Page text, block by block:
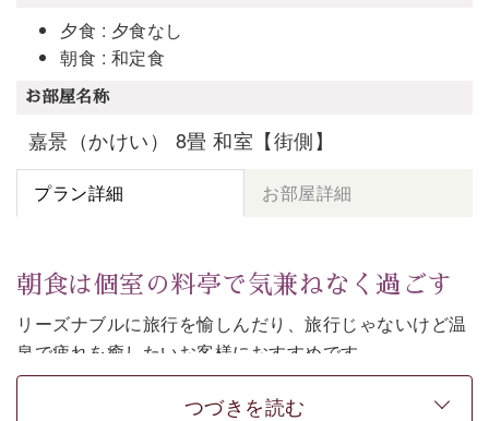
夕食 : 夕食なし
朝食 : 和定食
お部屋名称
嘉景（かけい） 8畳 和室【街側】
プラン詳細 お部屋詳細
朝食は個室の料亭で気兼ねなく過ごす
リーズナブルに旅行を愉しんだり、旅行じゃないけど温
泉で疲れを癒したいお客様におすすめです。
ご朝食は個室の料亭で気兼ねなくお食事をお愉しみくだ
つづきを読む